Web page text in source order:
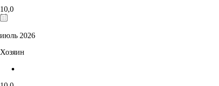
10,0
июль 2026
Хозяин